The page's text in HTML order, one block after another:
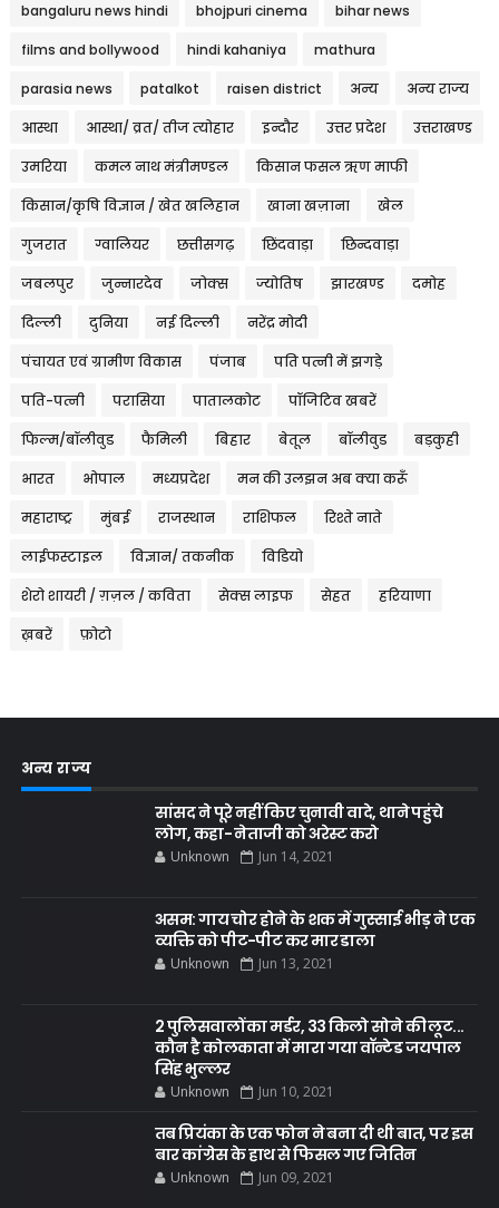
bangaluru news hindi bhojpuri cinema bihar news
films and bollywood hindi kahaniya mathura
parasia news patalkot raisen district अन्य अन्य राज्य
आस्था आस्था/ व्रत/ तीज त्‍योहार इन्दौर उत्तर प्रदेश उत्तराखण्ड
उमरिया कमल नाथ मंत्रीमण्डल किसान फसल ऋण माफी
किसान/कृषि विज्ञान / खेत खलिहान खाना खज़ाना खेल
गुजरात ग्वालियर छत्तीसगढ़ छिंदवाड़ा छिन्दवाड़ा
जबलपुर जुन्नारदेव जोक्स ज्योतिष झारखण्ड दमोह
दिल्ली दुनिया नई दिल्ली नरेंद्र मोदी
पंचायत एवं ग्रामीण विकास पंजाब पति पत्नी में झगड़े
पति-पत्नी परासिया पातालकोट पॉजिटिव खबरें
फिल्म/बॉलीवुड फैमिली बिहार बेतूल बॉलीवुड बड़कुही
भारत भोपाल मध्यप्रदेश मन की उलझन अब क्या करूँ
महाराष्ट्र मुंबई राजस्थान राशिफल रिश्ते नाते
लाईफस्टाइल विज्ञान/ तकनीक विडियो
शेरो शायरी / ग़ज़ल / कविता सेक्स लाइफ सेहत हरियाणा
ख़बरें फ़ोटो
अन्य राज्य
सांसद ने पूरे नहीं किए चुनावी वादे, थाने पहुंचे
लोग, कहा- नेताजी को अरेस्ट करो
Unknown Jun 14, 2021
असम: गाय चोर होने के शक में गुस्साई भीड़ ने एक
व्यक्ति को पीट-पीट कर मार डाला
Unknown Jun 13, 2021
2 पुलिसवालों का मर्डर, 33 किलो सोने की लूट...
कौन है कोलकाता में मारा गया वॉन्टेड जयपाल
सिंह भुल्लर
Unknown Jun 10, 2021
तब प्रियंका के एक फोन ने बना दी थी बात, पर इस
बार कांग्रेस के हाथ से फिसल गए जितिन
Unknown Jun 09, 2021